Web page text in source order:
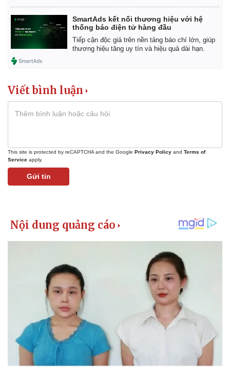
Kinh tế
Bất động sản
Khởi nghiệp
Thị trường
Giá vàng
SmartAds kết nối thương hiệu với hệ
thống báo điện tử hàng đầu
Tiếp cận độc giả trên nền tảng báo chí lớn, giúp
thương hiệu tăng uy tín và hiệu quả dài hạn.
Viết bình luận
This site is protected by reCAPTCHA and the Google Privacy Policy and Terms of
Service apply.
Gửi tin